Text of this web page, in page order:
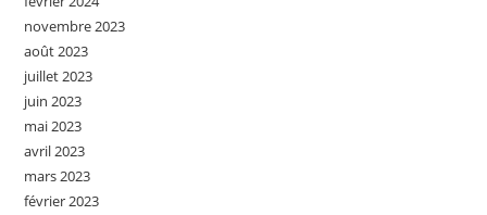
novembre 2023
août 2023
juillet 2023
juin 2023
mai 2023
avril 2023
mars 2023
février 2023